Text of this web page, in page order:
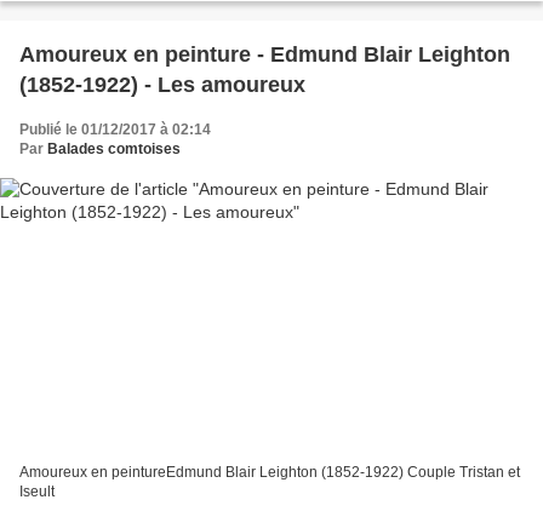
Amoureux en peinture - Edmund Blair Leighton
(1852-1922) - Les amoureux
Publié le 01/12/2017 à 02:14
Par Balades comtoises
Amoureux en peintureEdmund Blair Leighton (1852-1922) Couple Tristan et
Iseult